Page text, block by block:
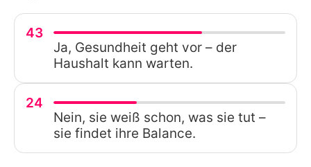
43
Ja, Gesundheit geht vor – der
Haushalt kann warten.
24
Nein, sie weiß schon, was sie tut –
sie findet ihre Balance.